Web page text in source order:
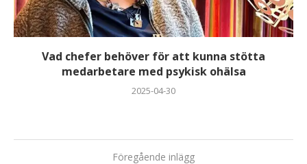
Vad chefer behöver för att kunna stötta
medarbetare med psykisk ohälsa
2025-04-30
Föregående inlägg